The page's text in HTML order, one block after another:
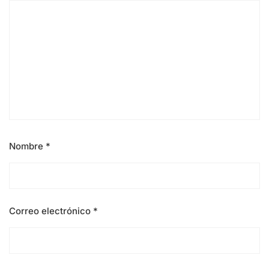
Nombre *
Correo electrónico *